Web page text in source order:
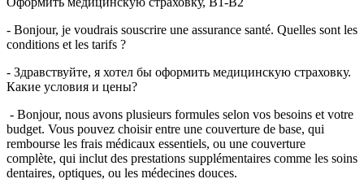
- Bonjour, je voudrais souscrire une assurance santé. Quelles sont les
conditions et les tarifs ?
- Здравствуйте, я хотел бы оформить медицинскую страховку.
Какие условия и цены?
- Bonjour, nous avons plusieurs formules selon vos besoins et votre
budget. Vous pouvez choisir entre une couverture de base, qui
rembourse les frais médicaux essentiels, ou une couverture
complète, qui inclut des prestations supplémentaires comme les soins
dentaires, optiques, ou les médecines douces.